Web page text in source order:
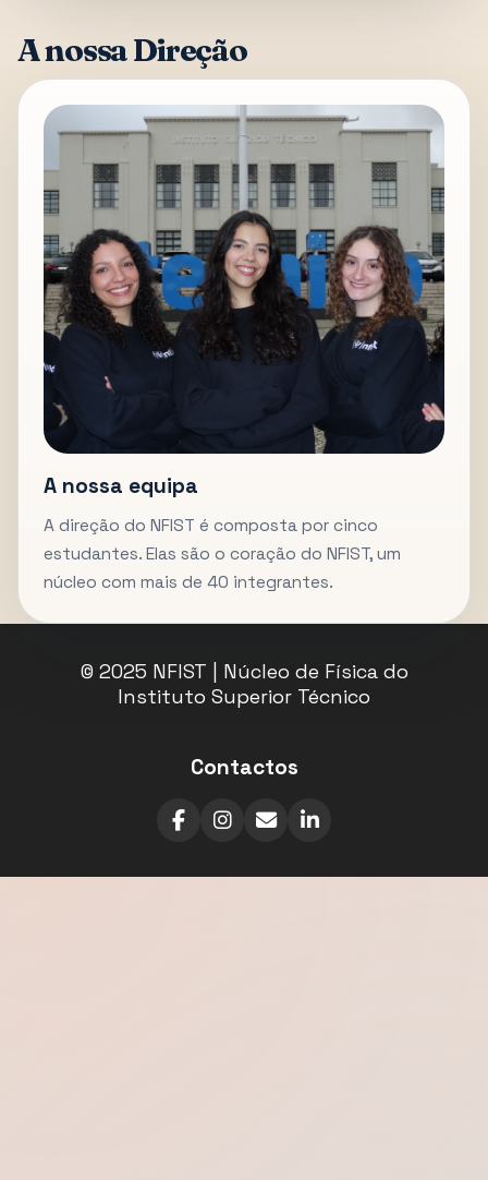
A nossa Direção
A nossa equipa
A direção do NFIST é composta por cinco
estudantes. Elas são o coração do NFIST, um
núcleo com mais de 40 integrantes.
© 2025 NFIST | Núcleo de Física do
Instituto Superior Técnico
Contactos